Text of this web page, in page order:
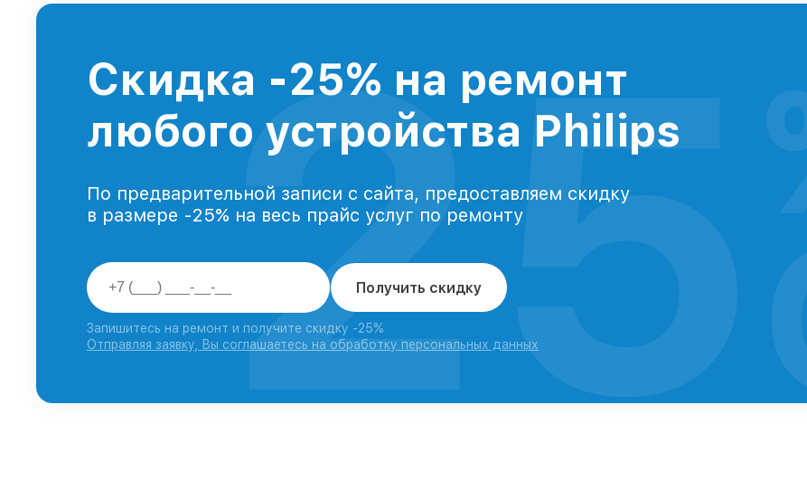
Скидка -25% на ремонт
любого устройства Philips
По предварительной записи с сайта, предоставляем скидку
в размере -25% на весь прайс услуг по ремонту
Получить скидку
Запишитесь на ремонт и получите скидку -25%
Отправляя заявку, Вы соглашаетесь на обработку персональных данных
25